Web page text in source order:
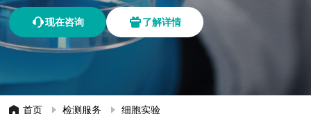
现在咨询 了解详情
首页 检测服务 细胞实验